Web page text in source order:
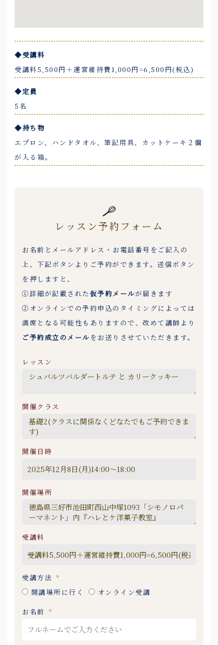
◆受講料
受講料5,500円＋運営維持費1,000円=6,500円(税込)
◆定員
5名
◆持ち物
エプロン、ハンドタオル、筆記用具、カットケーキ２個
が入る箱。
レッスン予約フォーム
お名前とメールアドレス・お電話番号をご記入の
上、下記ボタンよりご予約ができます。送信ボタン
を押しますと、
①詳細が記載された 仮予約メールが届きます
②オンラインでの予約申込のタイミングによっては
満席となる可能性もありますので、改めて講師より
ご予約成立のメール をお送りさせていただきます。
レッスン
開催クラス
開催日時
開催場所
受講料
受講方法
開講場所に行く
オンライン受講
お名前